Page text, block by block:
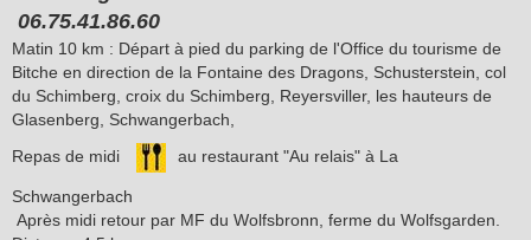
06.75.41.86.60
Matin 10 km : Départ à pied du parking de l'Office du tourisme de
Bitche en direction de la Fontaine des Dragons, Schusterstein, col
du Schimberg, croix du Schimberg, Reyersviller, les hauteurs de
Glasenberg, Schwangerbach,
Repas de midi
au restaurant "Au relais" à La
Schwangerbach
Après midi retour par MF du Wolfsbronn, ferme du Wolfsgarden.